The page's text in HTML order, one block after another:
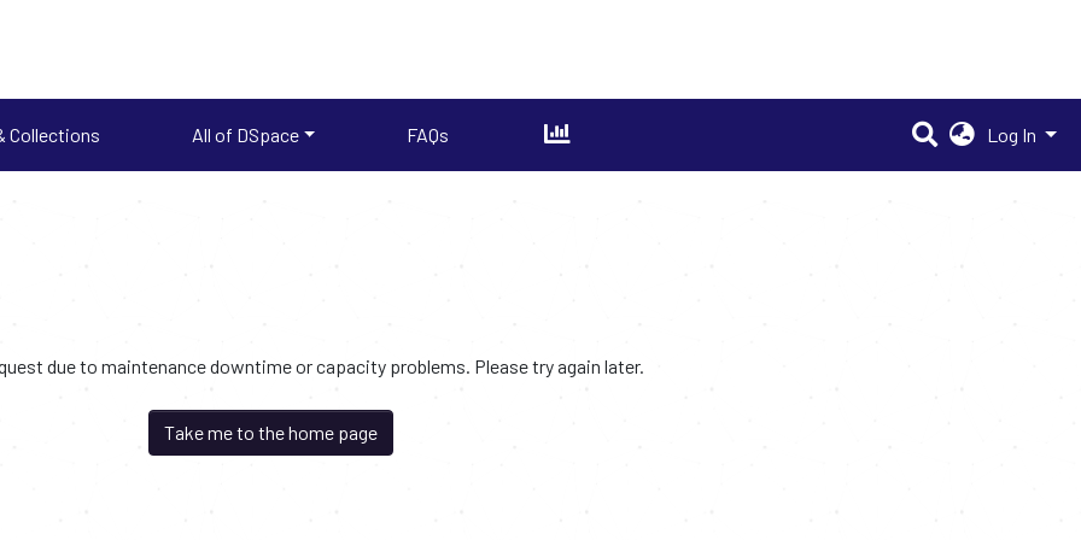
Collections All of DSpace FAQs Log In
due to maintenance downtime or capacity problems. Please try again later.
Take me to the home page